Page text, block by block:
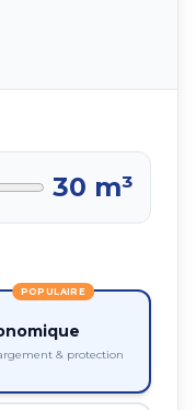
30 m³
POPULAIRE
& protection